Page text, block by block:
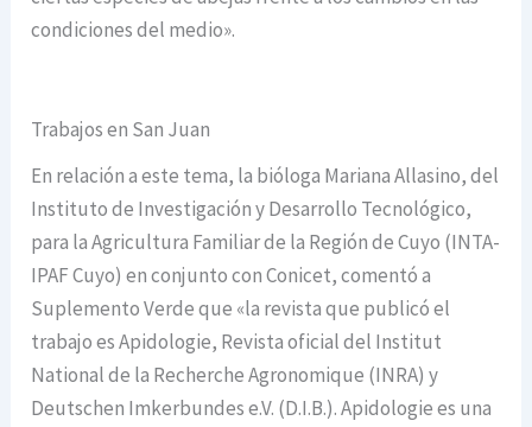
condiciones del medio».
Trabajos en San Juan
En relación a este tema, la bióloga Mariana Allasino, del
Instituto de Investigación y Desarrollo Tecnológico,
para la Agricultura Familiar de la Región de Cuyo (INTA-
IPAF Cuyo) en conjunto con Conicet, comentó a
Suplemento Verde que «la revista que publicó el
trabajo es Apidologie, Revista oficial del Institut
National de la Recherche Agronomique (INRA) y
Deutschen Imkerbundes e.V. (D.I.B.). Apidologie es una